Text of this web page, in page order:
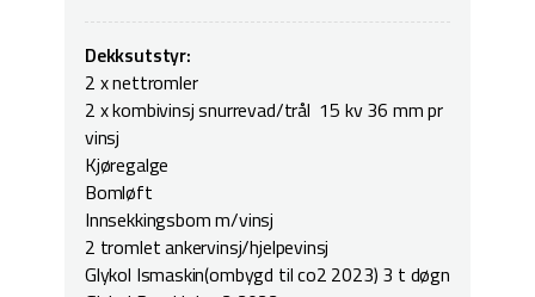
Dekksutstyr:
2 x nettromler
2 x kombivinsj snurrevad/trål 15 kv 36 mm pr
vinsj
Kjøregalge
Bomløft
Innsekkingsbom m/vinsj
2 tromlet ankervinsj/hjelpevinsj
Glykol Ismaskin(ombygd til co2 2023) 3 t døgn